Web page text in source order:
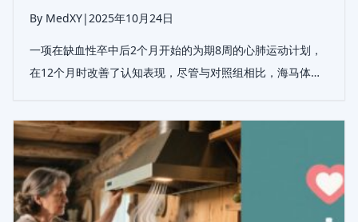
By MedXY|2025年10月24日
一项在缺血性卒中后2个月开始的为期8周的心肺运动计划，
在12个月时改善了认知表现，尽管与对照组相比，海马体积
供了有希望的途径。